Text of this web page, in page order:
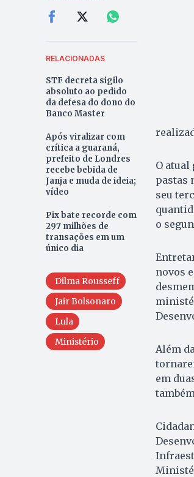
RELACIONADAS
STF decreta sigilo
absoluto ao pedido
da defesa do dono do
Banco Master
Após viralizar com
crítica a guaraná,
prefeito de Londres
recebe bebida de
Janja e muda de ideia;
vídeo
Pix bate recorde com
297 milhões de
transações em um
único dia
Dilma Rousseff
Jair Bolsonaro
Lula
Ministério
O atual
pastas
seu
o
novos
Além
em